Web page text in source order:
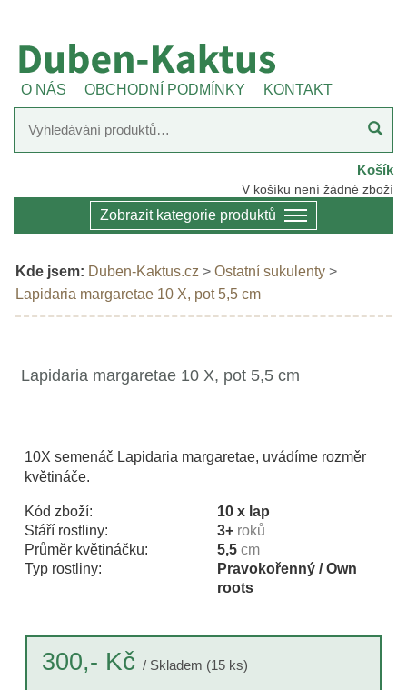
O NÁS OBCHODNÍ PODMÍNKY KONTAKT
Košík
V košíku není žádné zboží
Zobrazit kategorie produktů
Kde jsem: Duben-Kaktus.cz > Ostatní sukulenty >
Lapidaria margaretae 10 X, pot 5,5 cm
Lapidaria margaretae 10 X, pot 5,5 cm
10X semenáč Lapidaria margaretae, uvádíme rozměr
květináče.
Kód zboží:
10 x lap
Stáří rostliny:
3+ roků
Průměr květináčku:
5,5 cm
Typ rostliny:
Pravokořenný / Own
roots
300,- Kč / Skladem (15 ks)